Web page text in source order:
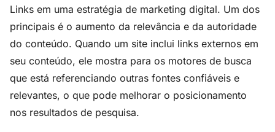
Links em uma estratégia de marketing digital. Um dos
principais é o aumento da relevância e da autoridade
do conteúdo. Quando um site inclui links externos em
seu conteúdo, ele mostra para os motores de busca
que está referenciando outras fontes confiáveis e
relevantes, o que pode melhorar o posicionamento
nos resultados de pesquisa.